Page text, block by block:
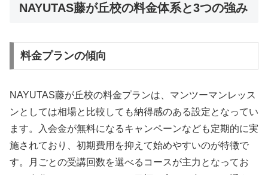
NAYUTAS藤が丘校の料金体系と3つの強み
料金プランの傾向
NAYUTAS藤が丘校の料金プランは、マンツーマンレッス
ンとしては相場と比較しても納得感のある設定となってい
ます。入会金が無料になるキャンペーンなども定期的に実
施されており、初期費用を抑えて始めやすいのが特徴で
す。月ごとの受講回数を選べるコースが主力となってお